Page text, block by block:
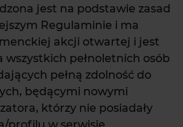
jest na podstawie zasad
Regulaminie i ma
akcji otwartej i jest
wszystkich pełnoletnich osób
pełną zdolność do
będącymi nowymi
którzy nie posiadały